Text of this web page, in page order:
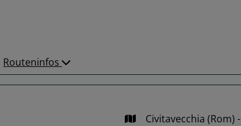
Routeninfos
Civitavecchia (Rom)